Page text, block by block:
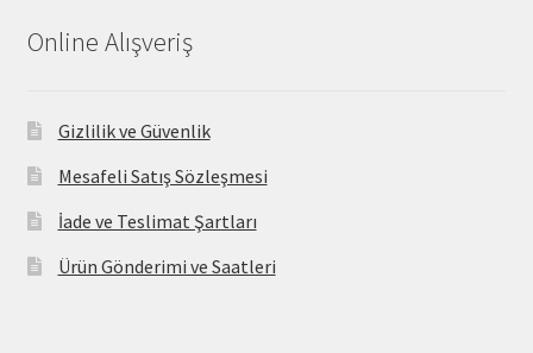
Online Alışveriş
Gizlilik ve Güvenlik
Mesafeli Satış Sözleşmesi
İade ve Teslimat Şartları
Ürün Gönderimi ve Saatleri